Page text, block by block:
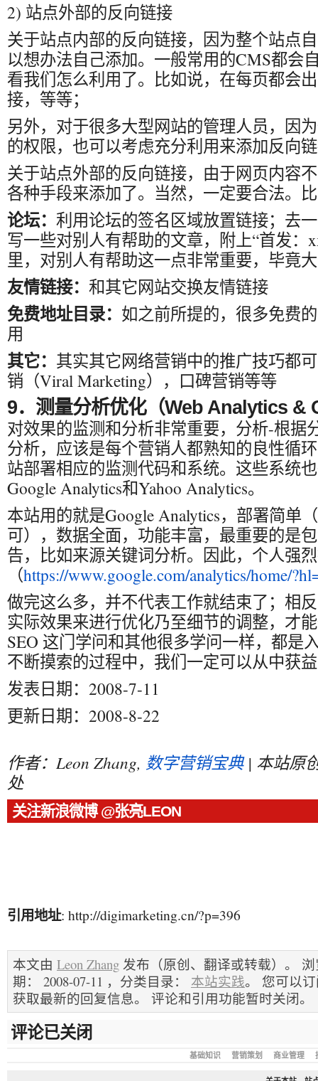
2) 站点外部的反向链接
关于站点内部的反向链接，因为整个站点
以想办法自己添加。一般常用的CMS都会
看我们怎么利用了。比如说，在每页都会
接，等等；
另外，对于很多大型网站的管理人员，因
的权限，也可以考虑充分利用来添加反向
关于站点外部的反向链接，由于网页内容
各种手段来添加了。当然，一定要合法。
论坛： 利用论坛的签名区域放置链接；去
写一些对别人有帮助的文章，附上“首发：
里，对别人有帮助这一点非常重要，毕竟
友情链接： 和其它网站交换友情链接
免费地址目录： 如之前所提的，很多免费
用
其它： 其实其它网络营销中的推广技巧都
销（Viral Marketing），口碑营销等等
9．测量分析优化（Web Analytics &
对效果的监测和分析非常重要，分析-根据
分析，应该是每个营销人都熟知的良性循
站部署相应的监测代码和系统。这些系统
Google Analytics和Yahoo Analytics。
本站用的就是Google Analytics，部署简单
可），数据全面，功能丰富，最重要的是
告，比如来源关键词分析。因此，个人强
（https://www.google.com/analytics/home/
做完这么多，并不代表工作就结束了；相
实际效果来进行优化乃至细节的调整，才
SEO 这门学问和其他很多学问一样，都是
不断摸索的过程中，我们一定可以从中获
发表日期：2008-7-11
更新日期：2008-8-22
作者：Leon Zhang, 数字营销宝典| 本站原
处
关注新浪微博 @张亮LEON
引用地址: http://digimarketing.cn/?p=396
本文由 Leon Zhang 发布（原创、翻译或转载）。
期： 2008-07-11 ，分类目录： 本站实践。 您可以
获取最新的回复信息。 评论和引用功能暂时关闭。
评论已关闭
基础知识 营销策划 商业管理